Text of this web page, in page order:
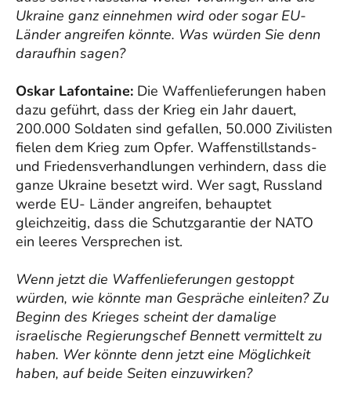
Ukraine ganz einnehmen wird oder sogar EU-
Länder angreifen könnte. Was würden Sie denn
daraufhin sagen?
Oskar Lafontaine: Die Waffenlieferungen haben
dazu geführt, dass der Krieg ein Jahr dauert,
200.000 Soldaten sind gefallen, 50.000 Zivilisten
fielen dem Krieg zum Opfer. Waffenstillstands-
und Friedensverhandlungen verhindern, dass die
ganze Ukraine besetzt wird. Wer sagt, Russland
werde EU- Länder angreifen, behauptet
gleichzeitig, dass die Schutzgarantie der NATO
ein leeres Versprechen ist.
Wenn jetzt die Waffenlieferungen gestoppt
würden, wie könnte man Gespräche einleiten? Zu
Beginn des Krieges scheint der damalige
israelische Regierungschef Bennett vermittelt zu
haben. Wer könnte denn jetzt eine Möglichkeit
haben, auf beide Seiten einzuwirken?